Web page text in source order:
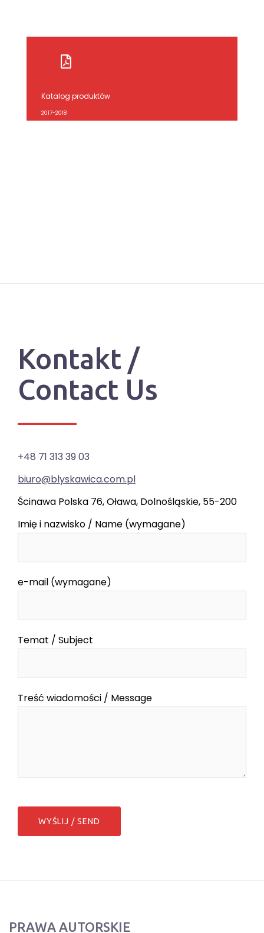
Katalog produktów
2017-2018
Kontakt /
Contact Us
+48 71 313 39 03
biuro@blyskawica.com.pl
Ścinawa Polska 76, Oława, Dolnośląskie, 55-200
Imię i nazwisko / Name (wymagane)
e-mail (wymagane)
Temat / Subject
Treść wiadomości / Message
PRAWA AUTORSKIE